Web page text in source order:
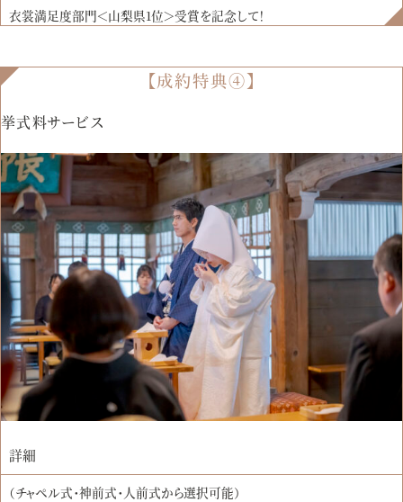
衣裳満足度部門＜山梨県1位＞受賞を記念して！
【成約特典④】
挙式料サービス
詳細
（チャペル式・神前式・人前式から選択可能）